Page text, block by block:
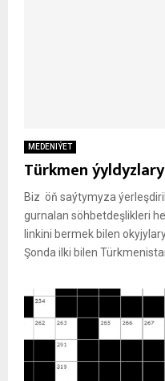
MEDENIÝET
Türkmen
Biz öň saýtymyza
gurnalan söhbetdeşlikleri
linkini bermek bilen
Şonda ilki bilen